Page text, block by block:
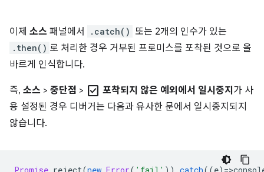
이제 소스 패널에서 .catch() 또는 2개의 인수가 있는
.then() 로 처리한 경우 거부된 프로미스를 포착된 것으로 올
바르게 인식합니다.
즉, 소스 > 중단점 > check_box 포착되지 않은 예외에서 일시중지 가 사
용 설정된 경우 디버거는 다음과 유사한 문에서 일시중지되지
않습니다.